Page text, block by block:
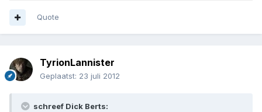
Quote
TyrionLannister
Geplaatst: 23 juli 2012
schreef Dick Berts: